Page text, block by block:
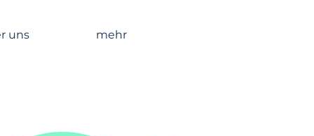
uns mehr